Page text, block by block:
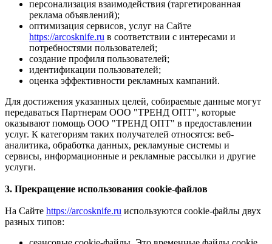
персонализация взаимодействия (таргетированная
реклама объявлений);
оптимизация сервисов, услуг на Сайте
https://arcosknife.ru в соответствии с интересами и
потребностями пользователей;
создание профиля пользователей;
идентификации пользователей;
оценка эффективности рекламных кампаний.
Для достижения указанных целей, собираемые данные могут
передаваться Партнерам ООО "ТРЕНД ОПТ", которые
оказывают помощь ООО "ТРЕНД ОПТ" в предоставлении
услуг. К категориям таких получателей относятся: веб-
аналитика, обработка данных, рекламyные системы и
сервисы, информационные и рекламные рассылки и другие
услуги.
3. Прекращение использования cookie-файлов
На Сайте https://arcosknife.ru используются cookie-файлы двух
разных типов: